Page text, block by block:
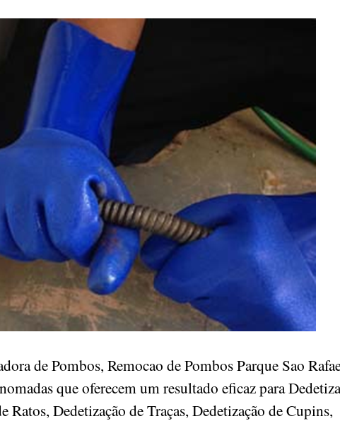
de Pombos, Remocao de Pombos Parque Sao
que oferecem um resultado eficaz para
Ratos, Dedetização de Traças, Dedetização de Cupins,